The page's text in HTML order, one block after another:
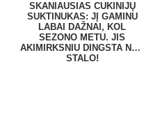
SKANIAUSIAS CUKINIJŲ
SUKTINUKAS: JĮ GAMINU
LABAI DAŽNAI, KOL
SEZONO METU. JIS
AKIMIRKSNIU DINGSTA NUO
STALO!